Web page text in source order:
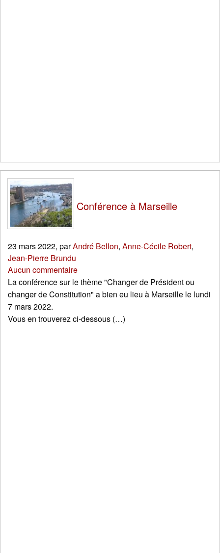
Conférence à Marseille
23 mars 2022, parAndré Bellon, Anne-Cécile Robert,
Jean-Pierre Brundu
Aucun commentaire
La conférence sur le thème "Changer de Président ou
changer de Constitution" a bien eu lieu à Marseille le lundi
7 mars 2022.
Vous en trouverez ci-dessous (…)